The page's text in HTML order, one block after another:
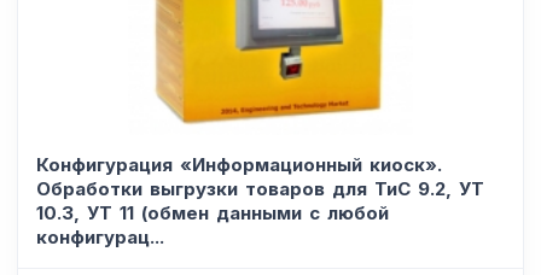
Конфигурация «Информационный киоск».
Обработки выгрузки товаров для ТиС 9.2, УТ
10.3, УТ 11 (обмен данными с любой
конфигурац...